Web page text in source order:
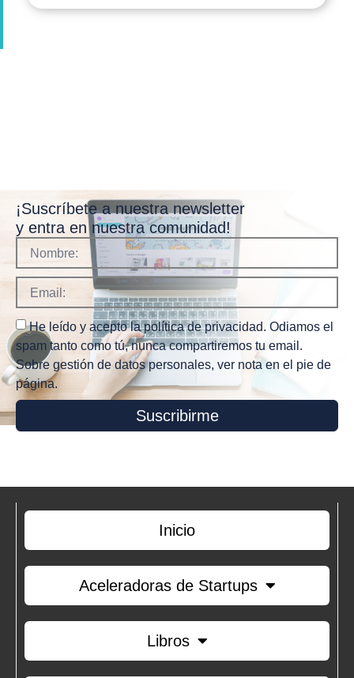
¡Suscríbete a nuestra newsletter
y entra en nuestra comunidad!
He leído y acepto la política de privacidad. Odiamos el
spam tanto como tú, nunca compartiremos tu email.
Sobre gestión de datos personales, ver nota en el pie de
página.
Suscribirme
Inicio
Aceleradoras de Startups
Libros